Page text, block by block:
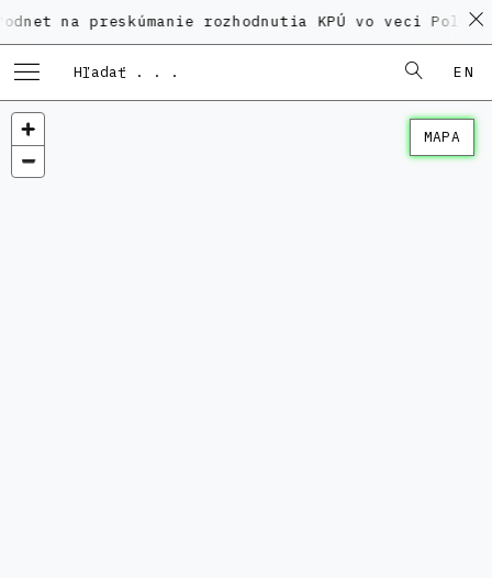
preskúmanie rozhodnutia KPÚ vo veci
EN
MAPA